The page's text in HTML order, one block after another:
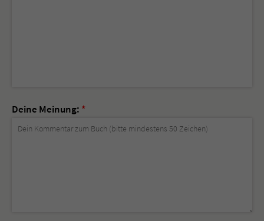
Deine Meinung: *